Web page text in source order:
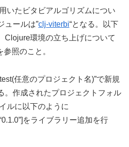
いたビタビアルゴリズムについ
ュールは”clj-viterbi“となる。以下
Clojure環境の立ち上げについて
参照のこと。
任意のプロジェクト名)”で新規
。作成されたプロジェクトフォル
ルに以下のように
をライブラリー追加を行